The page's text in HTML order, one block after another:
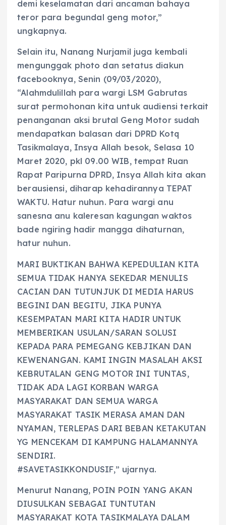
demi keselamatan dari ancaman bahaya
teror para begundal geng motor,”
ungkapnya.
Selain itu, Nanang Nurjamil juga kembali
mengunggak photo dan setatus diakun
facebooknya, Senin (09/03/2020),
“Alahmdulillah para wargi LSM Gabrutas
surat permohonan kita untuk audiensi terkait
penanganan aksi brutal Geng Motor sudah
mendapatkan balasan dari DPRD Kotq
Tasikmalaya, Insya Allah besok, Selasa 10
Maret 2020, pkl 09.00 WIB, tempat Ruan
Rapat Paripurna DPRD, Insya Allah kita akan
berausiensi, diharap kehadirannya TEPAT
WAKTU. Hatur nuhun. Para wargi anu
sanesna anu kaleresan kagungan waktos
bade ngiring hadir mangga dihaturnan,
hatur nuhun.
MARI BUKTIKAN BAHWA KEPEDULIAN KITA
SEMUA TIDAK HANYA SEKEDAR MENULIS
CACIAN DAN TUTUNJUK DI MEDIA HARUS
BEGINI DAN BEGITU, JIKA PUNYA
KESEMPATAN MARI KITA HADIR UNTUK
MEMBERIKAN USULAN/SARAN SOLUSI
KEPADA PARA PEMEGANG KEBJIKAN DAN
KEWENANGAN. KAMI INGIN MASALAH AKSI
KEBRUTALAN GENG MOTOR INI TUNTAS,
TIDAK ADA LAGI KORBAN WARGA
MASYARAKAT DAN SEMUA WARGA
MASYARAKAT TASIK MERASA AMAN DAN
NYAMAN, TERLEPAS DARI BEBAN KETAKUTAN
YG MENCEKAM DI KAMPUNG HALAMANNYA
SENDIRI.
#SAVETASIKKONDUSIF,” ujarnya.
Menurut Nanang, POIN POIN YANG AKAN
DIUSULKAN SEBAGAI TUNTUTAN
MASYARAKAT KOTA TASIKMALAYA DALAM